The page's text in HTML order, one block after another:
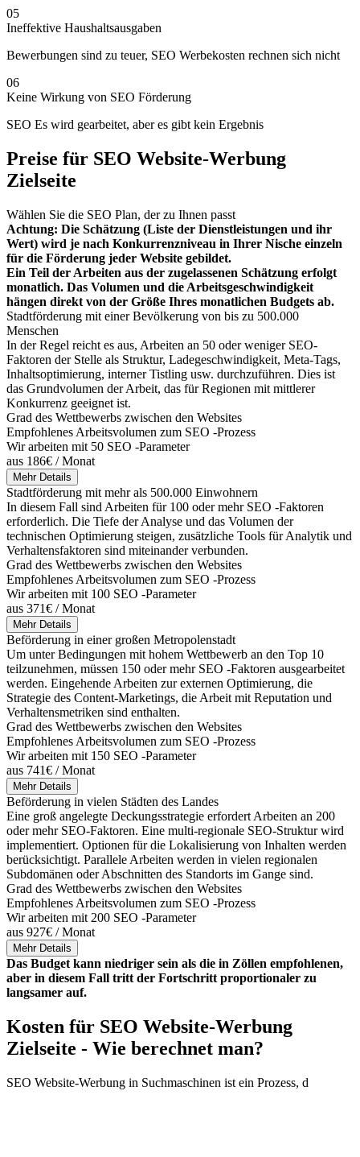
05
Ineffektive Haushaltsausgaben
Bewerbungen sind zu teuer, SEO Werbekosten rechnen sich nicht
06
Keine Wirkung von SEO Förderung
SEO Es wird gearbeitet, aber es gibt kein Ergebnis
Preise für SEO Website-Werbung
Zielseite
Wählen Sie die SEO Plan, der zu Ihnen passt
Achtung: Die Schätzung (Liste der Dienstleistungen und ihr
Wert) wird je nach Konkurrenzniveau in Ihrer Nische einzeln
für die Förderung jeder Website gebildet.
Ein Teil der Arbeiten aus der zugelassenen Schätzung erfolgt
monatlich. Das Volumen und die Arbeitsgeschwindigkeit
hängen direkt von der Größe Ihres monatlichen Budgets ab.
Stadtförderung mit einer Bevölkerung von bis zu 500.000
Menschen
In der Regel reicht es aus, Arbeiten an 50 oder weniger SEO-
Faktoren der Stelle als Struktur, Ladegeschwindigkeit, Meta-Tags,
Inhaltsoptimierung, interner Tistling usw. durchzuführen. Dies ist
das Grundvolumen der Arbeit, das für Regionen mit mittlerer
Konkurrenz geeignet ist.
Grad des Wettbewerbs zwischen den Websites
Empfohlenes Arbeitsvolumen zum SEO -Prozess
Wir arbeiten mit 50 SEO -Parameter
aus 186€ / Monat
Mehr Details
Stadtförderung mit mehr als 500.000 Einwohnern
In diesem Fall sind Arbeiten für 100 oder mehr SEO -Faktoren
erforderlich. Die Tiefe der Analyse und das Volumen der
technischen Optimierung steigen, zusätzliche Tools für Analytik und
Verhaltensfaktoren sind miteinander verbunden.
Grad des Wettbewerbs zwischen den Websites
Empfohlenes Arbeitsvolumen zum SEO -Prozess
Wir arbeiten mit 100 SEO -Parameter
aus 371€ / Monat
Mehr Details
Beförderung in einer großen Metropolenstadt
Um unter Bedingungen mit hohem Wettbewerb an den Top 10
teilzunehmen, müssen 150 oder mehr SEO -Faktoren ausgearbeitet
werden. Eingehende Arbeiten zur externen Optimierung, die
Strategie des Content-Marketings, die Arbeit mit Reputation und
Verhaltensmetriken sind enthalten.
Grad des Wettbewerbs zwischen den Websites
Empfohlenes Arbeitsvolumen zum SEO -Prozess
Wir arbeiten mit 150 SEO -Parameter
aus 741€ / Monat
Mehr Details
Beförderung in vielen Städten des Landes
Eine groß angelegte Deckungsstrategie erfordert Arbeiten an 200
oder mehr SEO-Faktoren. Eine multi-regionale SEO-Struktur wird
implementiert. Optionen für die Lokalisierung von Inhalten werden
berücksichtigt. Parallele Arbeiten werden in vielen regionalen
Subdomänen oder Abschnitten des Standorts im Gange sind.
Grad des Wettbewerbs zwischen den Websites
Empfohlenes Arbeitsvolumen zum SEO -Prozess
Wir arbeiten mit 200 SEO -Parameter
aus 927€ / Monat
Mehr Details
Das Budget kann niedriger sein als die in Zöllen empfohlenen,
aber in diesem Fall tritt der Fortschritt proportionaler zu
langsamer auf.
Kosten für SEO Website-Werbung
Zielseite - Wie berechnet man?
SEO Website-Werbung in Suchmaschinen ist ein Prozess, d